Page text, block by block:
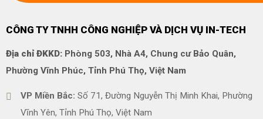
CÔNG TY TNHH CÔNG NGHIỆP VÀ DỊCH VỤ IN-TECH
Địa chỉ ĐKKD:Phòng 503, Nhà A4, Chung cư Bảo Quân,
Phường Vĩnh Phúc, Tỉnh Phú Thọ, Việt Nam
VP Miền Bắc: Số 71, Đường Nguyễn Thị Minh Khai, Phường
Vĩnh Yên, Tỉnh Phú Thọ, Việt Nam